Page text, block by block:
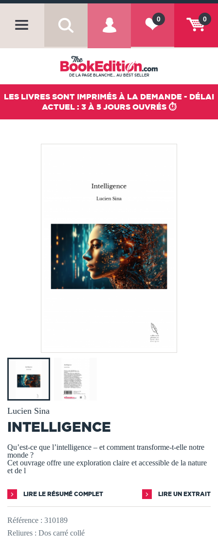
0
0
DE LA PAGE BLANCHE... AU BEST SELLER
LES LIVRES SONT IMPRIMÉS À LA DEMANDE - DÉLAI
ACTUEL : 3 À 5 JOURS OUVRÉS ⏱️
Lucien Sina
INTELLIGENCE
Qu’est-ce que l’intelligence – et comment transforme-t-elle notre
monde ?
Cet ouvrage offre une exploration claire et accessible de la nature
et de l
LIRE LE RÉSUMÉ COMPLET LIRE UN EXTRAIT
Référence : 310189
Reliures : Dos carré collé